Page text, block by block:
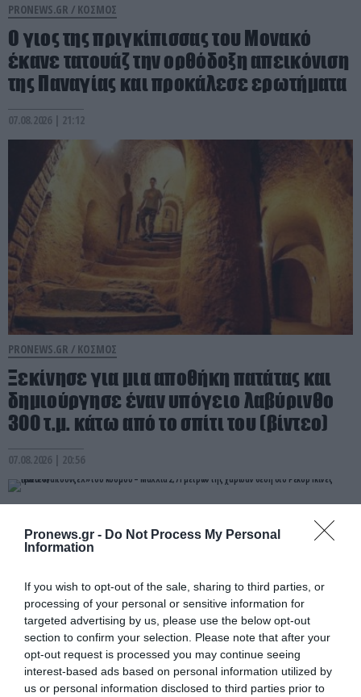
Pronews.gr - Do Not Process My Personal
Information
If you wish to opt-out of the sale, sharing to third parties, or
processing of your personal or sensitive information for
targeted advertising by us, please use the below opt-out
section to confirm your selection. Please note that after your
opt-out request is processed you may continue seeing
interest-based ads based on personal information utilized by
us or personal information disclosed to third parties prior to
PRONEWS.GR / ΚΟΣΜΟΣ
Ο γιος της πριγκίπισσας του Μονακό
έκανε τατουάζ την ορθόδοξη απεικόνιση
της Παναγίας και προκάλεσε ερωτήματα
07.08.2026 | 21:12
PRONEWS.GR / ΚΟΣΜΟΣ
Ξεκίνησε για μια αποθήκη πατάτας και
δημιούργησε έναν υπόγειο λαβύρινθο
300 τ.μ. κάτω από το σπίτι του (βίντεο)
07.08.2026 | 20:56
PRONEWS.GR /ΚΟΣΜΟΣ